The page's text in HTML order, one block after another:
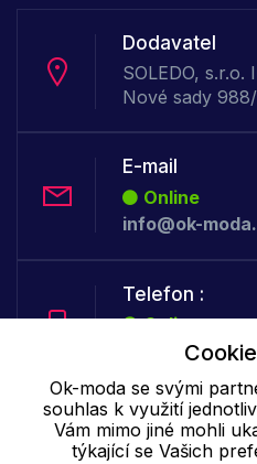
Dodavatel
SOLEDO, s.r.o.
Nové sady
E-mail
Online
info@ok-
Telefon :
Online
+420 702 000
Cookie - podrobné nastavení|
Ok-moda se svými
souhlas k využití
Vám mimo jiné mohli
týkající se Vašich